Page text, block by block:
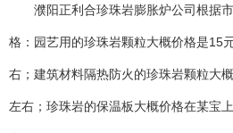
濮阳正利合珍珠岩膨胀炉公司根据
格：园艺用的珍珠岩颗粒大概价格是15
右；建筑材料隔热防火的珍珠岩颗粒大
左右；珍珠岩的保温板大概价格在某宝